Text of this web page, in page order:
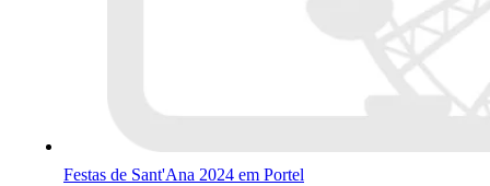
Festas de Sant'Ana 2024 em Portel